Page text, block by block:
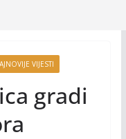
VIJESTI
gradi